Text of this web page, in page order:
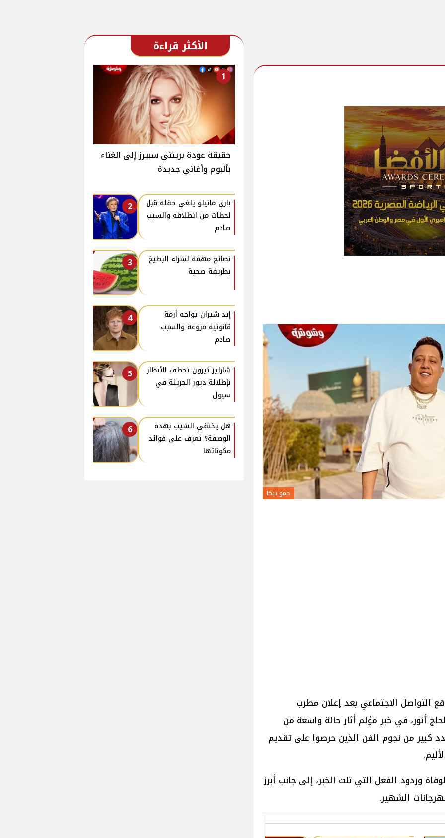
حمو بيكا
التواصل الاجتماعي بعد إعلان مطرب
أنور، في خبر مؤلم أثار حالة واسعة من
كبير من نجوم الفن الذين حرصوا على تقديم
وردود الفعل التي تلت الخبر، إلى جانب أبرز
الشهير.
الأكثر قراءة
1
حقيقة عودة بريتني سبيرز إلى الغناء
بألبوم وأغاني جديدة
2
باري مانيلو يلغي حفله قبل
لحظات من انطلاقه والسبب
صادم
3
نصائح مهمة لشراء البطيخ
بطريقة صحية
4
إيد شيران يواجه أزمة
قانونية مروعة والسبب
صادم
5
شارليز ثيرون تخطف الأنظار
بإطلالة ديور الجريئة في
سيول
6
هل يختفي الشيب بهذه
الوصفة؟ تعرف على فوائد
مكوناتها